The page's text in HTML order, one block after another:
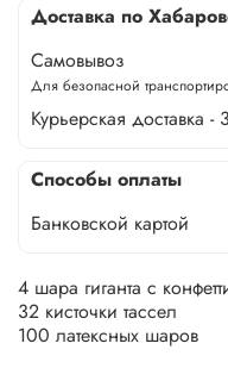
Доставка по
Самовывоз
Для безопасной
Курьерская доставка -
Способы оплаты
Банковской картой
4 шара гиганта с
32 кисточки тассел
100 латексных шаров